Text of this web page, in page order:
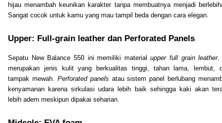
hijau menambah keunikan karakter tanpa membuatnya menjadi
Sangat cocok untuk kamu yang mau tampil beda dengan cara elegan.
Upper: Full-grain leather dan Perforated Panels
Sepatu New Balance 550 ini memiliki materialupper full grain leather.
merupakan jenis kulit yang berkualitas tinggi, tahan lama, lembut,
tampak mewah. Perforated panels atau sistem panel berlubang
kenyamanan karena sirkulasi udara lebih baik sehingga kaki akan
lebih adem meskipun dipakai seharian.